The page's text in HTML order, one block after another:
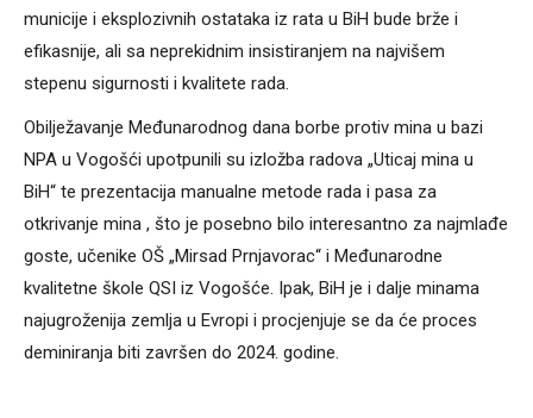
municije i eksplozivnih ostataka iz rata u BiH bude brže i
efikasnije, ali sa neprekidnim insistiranjem na najvišem
stepenu sigurnosti i kvalitete rada.
Obilježavanje Međunarodnog dana borbe protiv mina u bazi
NPA u Vogošći upotpunili su izložba radova „Uticaj mina u
BiH“ te prezentacija manualne metode rada i pasa za
otkrivanje mina , što je posebno bilo interesantno za najmlađe
goste, učenike OŠ „Mirsad Prnjavorac“ i Međunarodne
kvalitetne škole QSI iz Vogošće. Ipak, BiH je i dalje minama
najugroženija zemlja u Evropi i procjenjuje se da će proces
deminiranja biti završen do 2024. godine.